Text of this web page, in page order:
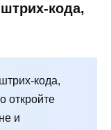
кода,
кода,
откройте
и